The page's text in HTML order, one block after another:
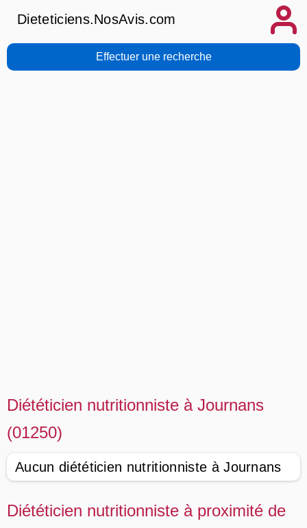
Dieteticiens.NosAvis.com
Effectuer une recherche
Diététicien nutritionniste à Journans
(01250)
Aucun diététicien nutritionniste à Journans
Diététicien nutritionniste à proximité de